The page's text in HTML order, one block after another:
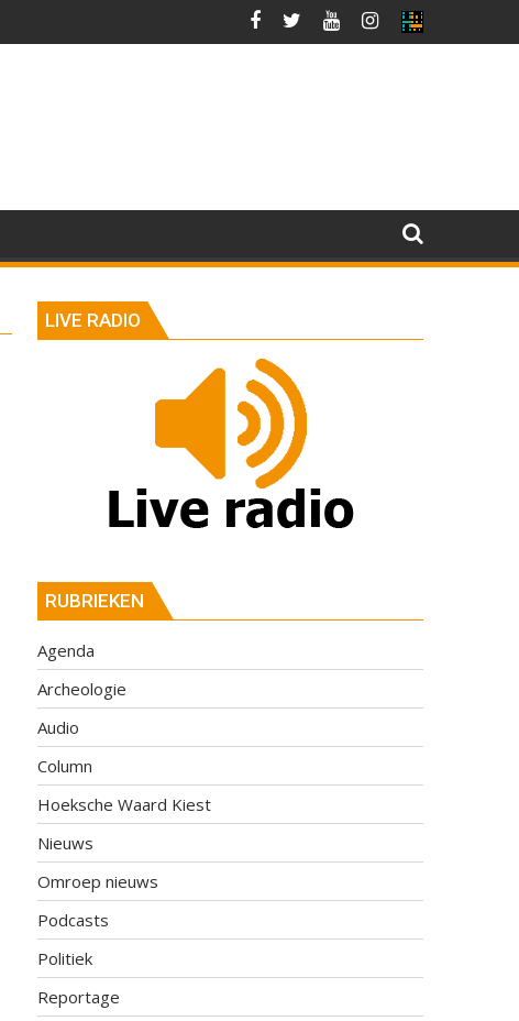
LIVE RADIO
RUBRIEKEN
Agenda
Archeologie
Audio
Column
Hoeksche Waard Kiest
Nieuws
Omroep nieuws
Podcasts
Politiek
Reportage